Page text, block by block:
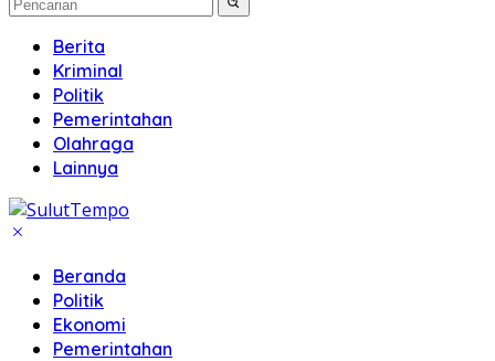
Berita
Kriminal
Politik
Pemerintahan
Olahraga
Lainnya
Beranda
Politik
Ekonomi
Pemerintahan